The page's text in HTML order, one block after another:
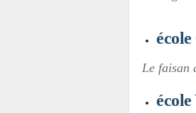
école
Le faisan
école